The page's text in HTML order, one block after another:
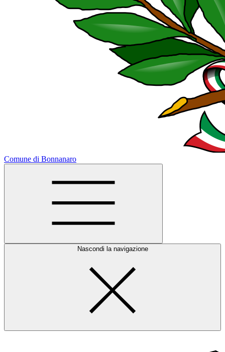
Comune di Bonnanaro
Nascondi la navigazione